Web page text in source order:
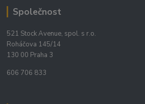
Společnost
521 Stock Avenue, spol. s r.o.
Roháčova 145/14
130 00 Praha 3
606 706 833